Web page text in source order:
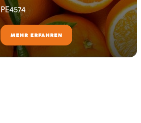
PE4574
MEHR ERFAHREN